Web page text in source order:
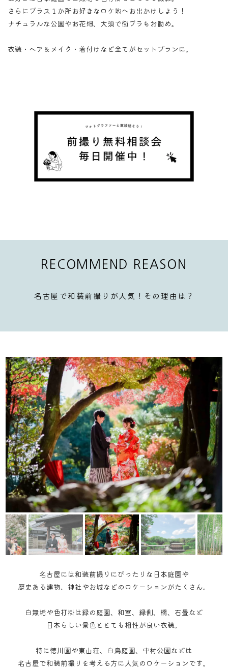
さらにプラス１か所お好きなロケ地へお出かけしよう！
ナチュラルな公園やお花畑、大須で街ブラもお勧め。
衣装・ヘア＆メイク・着付けなど全てがセットプランに。
RECOMMEND REASON
名古屋で和装前撮りが人気！その理由は？
名古屋には和装前撮りにぴったりな日本庭園や
歴史ある建物、神社やお城などのロケーションがたくさん。
白無垢や色打掛は緑の庭園、和室、縁側、橋、石畳など
日本らしい景色ととても相性が良い衣装。
特に徳川園や東山荘、白鳥庭園、 中村公園などは
名古屋で和装前撮りを考える方に人気のロケーションです。